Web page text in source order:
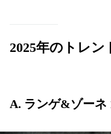
2025年のトレ
A. ランゲ&ゾーネ